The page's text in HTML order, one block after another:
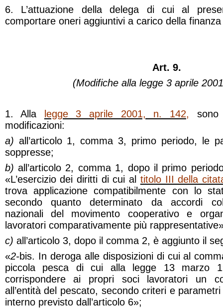
6. L’attuazione della delega di cui al
comportare oneri aggiuntivi a carico della
Art. 9.
(Modifiche alla legge 3 aprile
1. Alla legge 3 aprile 2001, n. 142, sono
modificazioni:
a) all’articolo 1, comma 3, primo periodo, le
soppresse;
b)all’articolo 2, comma 1, dopo il primo
«L’esercizio dei diritti di cui al titolo III della
trova applicazione compatibilmente con lo
secondo quanto determinato da accordi
nazionali del movimento cooperativo e
lavoratori comparativamente più
c) all’articolo 3, dopo il comma 2, è aggiunto il
«2-bis. In deroga alle disposizioni di cui al
piccola pesca di cui alla legge 13 marzo
corrispondere ai propri soci lavoratori un
all’entità del pescato, secondo criteri e
interno previsto dall’articolo 6»;